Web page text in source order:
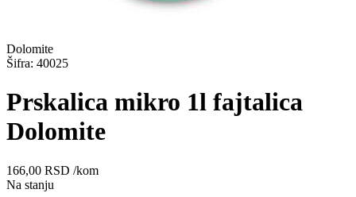
Dolomite
Šifra: 40025
Prskalica mikro 1l fajtalica
Dolomite
166,00 RSD /kom
Na stanju